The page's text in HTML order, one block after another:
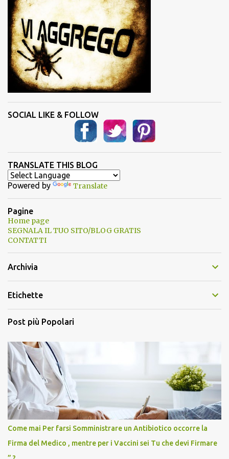
SOCIAL LIKE & FOLLOW
TRANSLATE THIS BLOG
Powered by Translate
Pagine
Home page
SEGNALA IL TUO SITO/BLOG GRATIS
CONTATTI
Archivia
Etichette
Post più Popolari
Come mai Per farsi Somministrare un Antibiotico occorre la
Firma del Medico , mentre per i Vaccini sei Tu che devi Firmare